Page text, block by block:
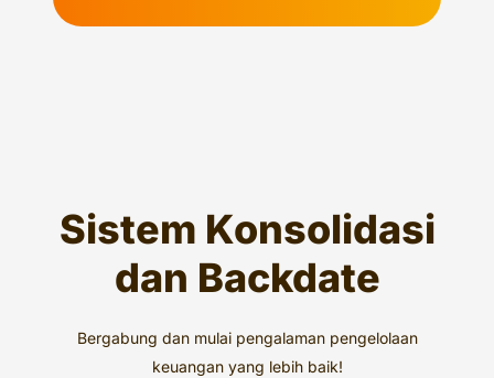
Sistem Konsolidasi
dan Backdate
Bergabung dan mulai pengalaman pengelolaan
keuangan yang lebih baik!